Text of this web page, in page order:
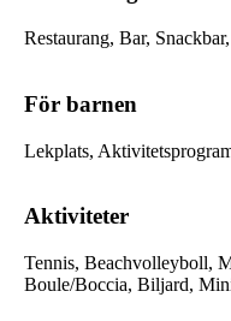
Restaurang, Bar,
För barnen
Lekplats,
Aktiviteter
Tennis, Beachvolleyboll,
Boule/Boccia, Biljard,